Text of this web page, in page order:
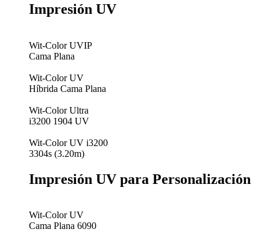
Impresión UV
Wit-Color UVIP
Cama Plana
Wit-Color UV
Híbrida Cama Plana
Wit-Color Ultra
i3200 1904 UV
Wit-Color UV i3200
3304s (3.20m)
Impresión UV para Personalización
Wit-Color UV
Cama Plana 6090